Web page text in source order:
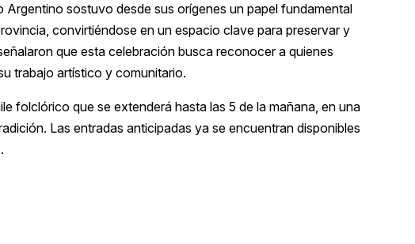
sostuvo desde sus orígenes un papel fundamental
convirtiéndose en un espacio clave para preservar y
que esta celebración busca reconocer a quienes
trabajo artístico y comunitario.
folclórico que se extenderá hasta las 5 de la mañana, en una
Las entradas anticipadas ya se encuentran disponibles